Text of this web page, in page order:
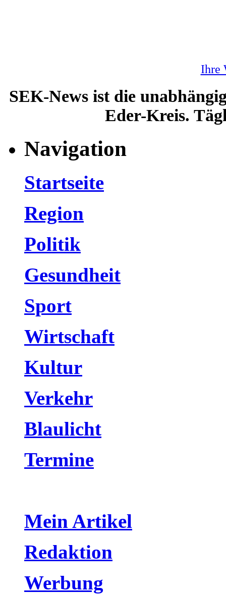
Ihre
SEK-News ist die
Eder-Kreis.
Navigation
Startseite
Region
Politik
Gesundheit
Sport
Wirtschaft
Kultur
Verkehr
Blaulicht
Termine
Mein Artikel
Redaktion
Werbung